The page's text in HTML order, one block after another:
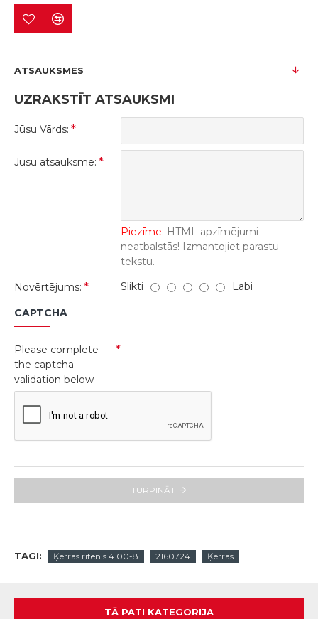
ATSAUKSMES
UZRAKSTĪT ATSAUKSMI
Jūsu Vārds:
Jūsu atsauksme:
Piezīme: HTML apzīmējumi
neatbalstās! Izmantojiet parastu
tekstu.
Novērtējums:
Slikti Labi
CAPTCHA
Please complete
the captcha
validation below
TURPINĀT
TAGI: Ķerras ritenis 4.00-8 2160724 Ķerras
TĀ PATI KATEGORIJA